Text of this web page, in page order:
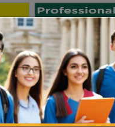
Public University Private